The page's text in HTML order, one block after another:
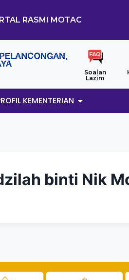
RASMI MOTAC
Soalan
Lazim
KEMENTERIAN
binti Nik